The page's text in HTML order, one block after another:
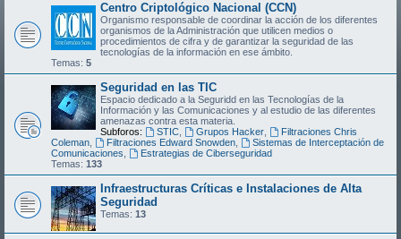
Centro Criptológico Nacional (CCN)
Organismo responsable de coordinar la acción de los diferentes
organismos de la Administración que utilicen medios o
procedimientos de cifra y de garantizar la seguridad de las
tecnologías de la información en ese ámbito.
Temas: 5
Seguridad en las TIC
Espacio dedicado a la Seguridd en las Tecnologías de la
Información y las Comunicaciones y al estudio de las diferentes
amenazas contra esta materia.
Subforos:
STIC, Grupos Hacker,
Filtraciones Chris
Coleman
Filtraciones Edward Snowden,
Sistemas de Interceptación de
Comunicaciones
Estrategias de Ciberseguridad
Temas: 133
Infraestructuras Críticas e Instalaciones de Alta
Seguridad
Temas: 13